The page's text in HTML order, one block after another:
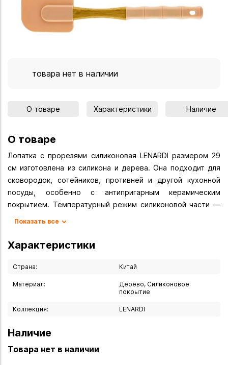
товара нет в наличии
О товаре Характеристики Наличие
О товаре
Лопатка с прорезями силиконовая LENARDI размером 29
см изготовлена из силикона и дерева. Она подходит для
сковородок, сотейников, противней и другой кухонной
посуды, особенно с антипригарным керамическим
покрытием. Температурный режим силиконовой части —
попадания прямых солнечных лучей и открытого огня.
Показать все
Характеристики
Страна: Китай
Материал:
Дерево, Силиконовое
покрытие
Коллекция: LENARDI
Наличие
Товара нет в наличии